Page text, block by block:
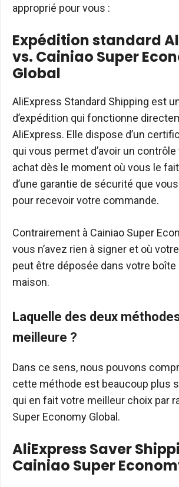
approprié pour vous :
Expédition standard
vs. Cainiao Super
Global
AliExpress Standard Shipping est
d’expédition qui fonctionne
AliExpress. Elle dispose d’un
qui vous permet d’avoir un
achat dès le moment où vous le
d’une garantie de sécurité que
pour recevoir votre commande.
Contrairement à Cainiao Super
vous n’avez rien à signer et où
peut être déposée dans votre boîte
maison.
Laquelle des deux
meilleure ?
Dans ce sens, nous pouvons
cette méthode est beaucoup plus
qui en fait votre meilleur choix par
Super Economy Global.
AliExpress Saver
Cainiao Super